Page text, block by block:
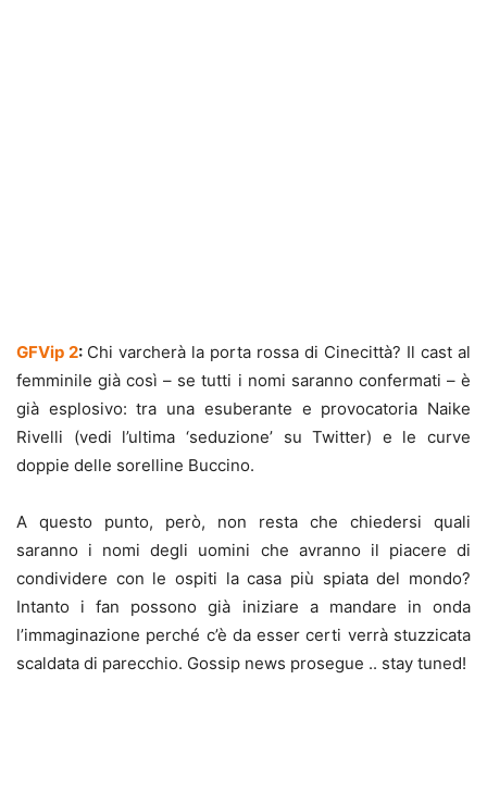
GFVip 2: Chi varcherà la porta rossa di Cinecittà? Il cast al
femminile già così – se tutti i nomi saranno confermati – è
già esplosivo: tra una esuberante e provocatoria Naike
Rivelli (vedi l’ultima ‘seduzione’ su Twitter) e le curve
doppie delle sorelline Buccino.
A questo punto, però, non resta che chiedersi quali
saranno i nomi degli uomini che avranno il piacere di
condividere con le ospiti la casa più spiata del mondo?
Intanto i fan possono già iniziare a mandare in onda
l’immaginazione perché c’è da esser certi verrà stuzzicata
scaldata di parecchio. Gossip news prosegue .. stay tuned!